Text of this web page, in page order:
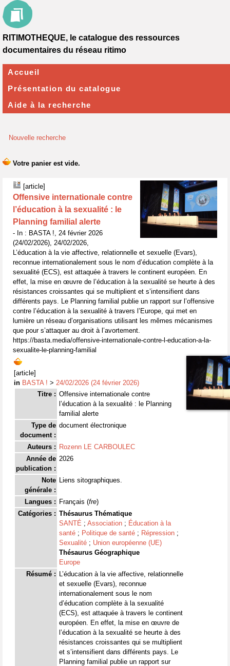
Nouvelle recherche
[article]
Offensive internationale contre
l’éducation à la sexualité : le
Planning familial alerte
- In : BASTA !, 24 février 2026
(24/02/2026), 24/02/2026,
L’éducation à la vie affective, relationnelle et sexuelle (Evars),
reconnue internationalement sous le nom d’éducation complète à la
sexualité (ECS), est attaquée à travers le continent européen. En
effet, la mise en œuvre de l’éducation à la sexualité se heurte à des
résistances croissantes qui se multiplient et s’intensifient dans
différents pays. Le Planning familial publie un rapport sur l’offensive
contre l’éducation à la sexualité à travers l’Europe, qui met en
lumière un réseau d’organisations utilisant les mêmes mécanismes
que pour s’attaquer au droit à l’avortement.
https://basta.media/offensive-internationale-contre-l-education-a-la-
sexualite-le-planning-familial
[article]
in BASTA ! > 24/02/2026 (24 février 2026)
Titre : Offensive internationale contre
l’éducation à la sexualité : le Planning
familial alerte
Type de
document :
document électronique
Auteurs : Rozenn LE CARBOULEC
Année de
publication :
2026
Note
générale :
Liens sitographiques.
Langues : Français (fre)
Catégories : Thésaurus Thématique
SANTÉ ; Association ; Éducation à la
santé ; Politique de santé ; Répression ;
Sexualité ; Union européenne (UE)
Thésaurus Géographique
Europe
Résumé : L’éducation à la vie affective, relationnelle
et sexuelle (Evars), reconnue
internationalement sous le nom
d’éducation complète à la sexualité
(ECS), est attaquée à travers le continent
européen. En effet, la mise en œuvre de
l’éducation à la sexualité se heurte à des
résistances croissantes qui se multiplient
et s’intensifient dans différents pays. Le
Planning familial publie un rapport sur
RITIMOTHEQUE, le catalogue des ressources
documentaires du réseau ritimo
Accueil
Présentation du catalogue
Aide à la recherche